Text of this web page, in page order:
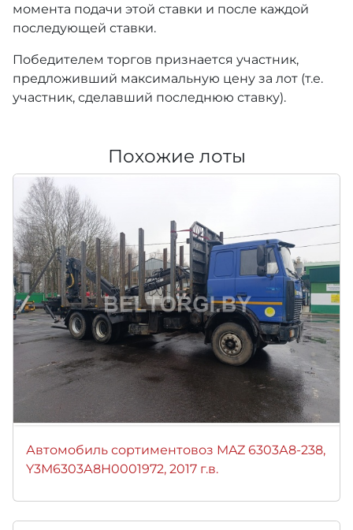
момента подачи этой ставки и после каждой
последующей ставки.
Победителем торгов признается участник,
предложивший максимальную цену за лот (т.е.
участник, сделавший последнюю ставку).
Похожие лоты
Автомобиль сортиментовоз MAZ 6303А8-238,
Y3М6303А8Н0001972, 2017 г.в.